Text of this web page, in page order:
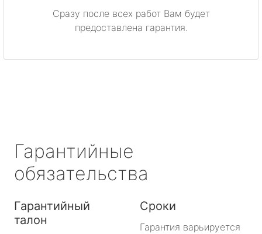
Сразу после всех работ Вам будет
предоставлена гарантия.
Гарантийные
обязательства
Гарантийный
талон
Сроки
Гарантия варьируется